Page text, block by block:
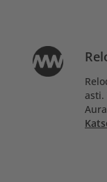
asti.